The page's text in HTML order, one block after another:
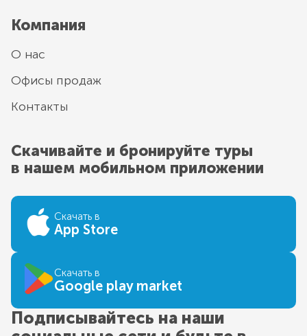
Компания
О нас
Офисы продаж
Контакты
Скачивайте и бронируйте туры
в нашем мобильном приложении
Скачать в
App Store
Скачать в
Google play market
Подписывайтесь на наши